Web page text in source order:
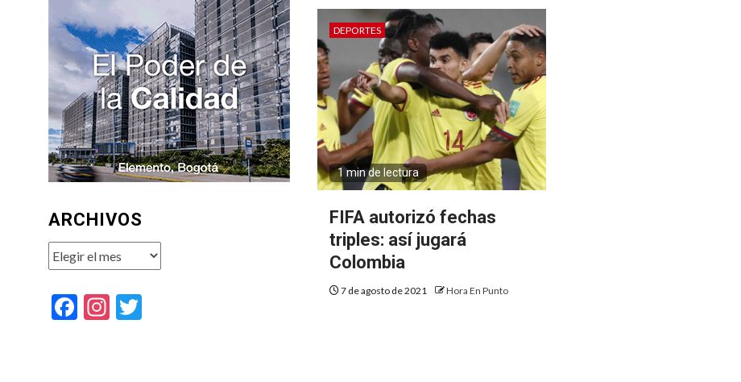
DEPORTES
1 min de lectura
FIFA autorizó fechas
triples: así jugará
Colombia
7 de agosto de 2021 Hora En Punto
ARCHIVOS
Archivos
Facebook
Instagram